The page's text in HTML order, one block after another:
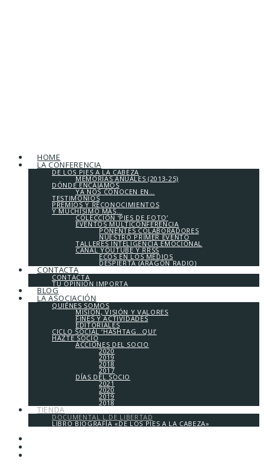
HOME
LA CONFERENCIA
DE LOS PIES A LA CABEZA
MEMORIAS ANUALES (2013-25)
DÓNDE ENCAJAMOS
YA NOS CONOCEN EN…
TESTIMONIOS
PREMIOS Y RECONOCIMIENTOS
Y MUCHÍSIMO MÁS…
COLECCIÓN ‘PIES DE FOTO’
EVENTOS MULTICONFERENCIA
PONENTES COLABORADORES
NUESTRO PRIMER EVENTO
TALLERES INTELIGENCIA EMOCIONAL
CANAL YOUTUBE Y RRSS
ECOS EN LOS MEDIOS
DESPIERTA (ARAGÓN RADIO)
CONTACTA
CONTACTA
TU OPINIÓN IMPORTA
BLOG
LA ASOCIACIÓN
QUIÉNES SOMOS
MISIÓN, VISIÓN Y VALORES
FINES Y ACTIVIDADES
EDITORIALES
CICLO SOCIAL ‘HASHTAG…QUI’
HAZTE SOCIO
ACCIONES DEL SOCIO
2020
2019
2018
2017
DÍAS DEL SOCIO
2021
2020
2019
2018
TIENDA
DOCUMENTAL L DE LIBERTAD
LIBRO BIOGRAFÍA «DE LOS PIES A LA CABEZA»